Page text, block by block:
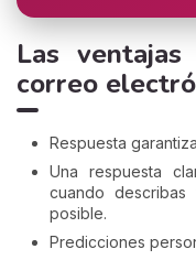
Las
correo
Respuesta
Una respuesta
cuando
posible.
Predicciones